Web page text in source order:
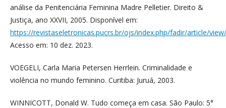
análise da Penitenciária Feminina Madre Pelletier. Direito &
Justiça, ano XXVII, 2005. Disponível em:
https://revistaseletronicas.pucrs.br/ojs/index.php/fadir/article/
Acesso em: 10 dez. 2023.
VOEGELI, Carla Maria Petersen Herrlein. Criminalidade e
violência no mundo feminino. Curitiba: Juruá, 2003.
WINNICOTT, Donald W. Tudo começa em casa. São Paulo: 5°